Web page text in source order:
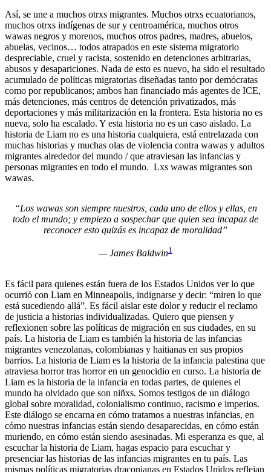
Así, se une a muchos otrxs migrantes. Muchos otrxs ecuatorianos,
muchos otrxs indígenas de sur y centroamérica, muchos otros
wawas negros y morenos, muchos otros padres, madres, abuelos,
abuelas, vecinos… todos atrapados en este sistema migratorio
despreciable, cruel y racista, sostenido en detenciones arbitrarias,
abusos y desapariciones. Nada de esto es nuevo, ha sido el resultado
acumulado de políticas migratorias diseñadas tanto por demócratas
como por republicanos; ambos han financiado más agentes de ICE,
más detenciones, más centros de detención privatizados, más
deportaciones y más militarización en la frontera. Esta historia no es
nueva, solo ha escalado. Y esta historia no es un caso aislado. La
historia de Liam no es una historia cualquiera, está entrelazada con
muchas historias y muchas olas de violencia contra wawas y adultos
migrantes alrededor del mundo / que atraviesan las infancias y
personas migrantes en todo el mundo. Lxs wawas migrantes son
wawas.
“Los wawas son siempre nuestros, cada uno de ellos y ellas, en
todo el mundo; y empiezo a sospechar que quien sea incapaz de
reconocer esto quizás es incapaz de moralidad”
— James Baldwin1
Es fácil para quienes están fuera de los Estados Unidos ver lo que
ocurrió con Liam en Minneapolis, indignarse y decir: “miren lo que
está sucediendo allá”. Es fácil aislar este dolor y reducir el reclamo
de justicia a historias individualizadas. Quiero que piensen y
reflexionen sobre las políticas de migración en sus ciudades, en su
país. La historia de Liam es también la historia de las infancias
migrantes venezolanas, colombianas y haitianas en sus propios
barrios. La historia de Liam es la historia de la infancia palestina que
atraviesa horror tras horror en un genocidio en curso. La historia de
Liam es la historia de la infancia en todas partes, de quienes el
mundo ha olvidado que son niñxs. Somos testigos de un diálogo
global sobre moralidad, colonialismo continuo, racismo e imperios.
Este diálogo se encarna en cómo tratamos a nuestras infancias, en
cómo nuestras infancias están siendo desaparecidas, en cómo están
muriendo, en cómo están siendo asesinadas. Mi esperanza es que, al
escuchar la historia de Liam, hagas espacio para escuchar y
presenciar las historias de las infancias migrantes en tu país. Las
mismas políticas migratorias draconianas en Estados Unidos reflejan